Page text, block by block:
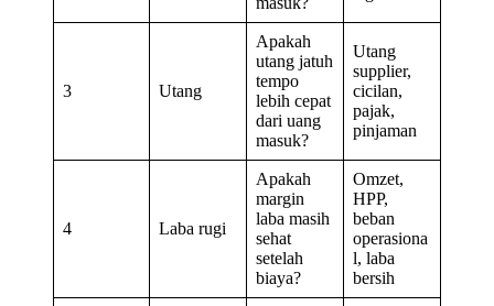
3 Utang
Apakah
utang jatuh
tempo
lebih cepat
dari uang
masuk?
Utang
supplier,
cicilan,
pajak,
pinjaman
4 Laba rugi
Apakah
margin
laba masih
sehat
setelah
biaya?
Omzet,
HPP,
beban
operasiona
l, laba
bersih